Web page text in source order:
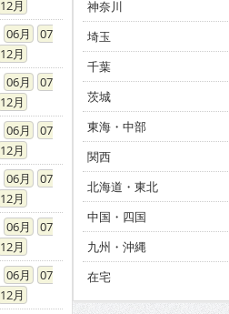
神奈川
埼玉
千葉
茨城
東海・中部
関西
北海道・東北
中国・四国
九州・沖縄
在宅
12
06
07
12
06
07
12
06
07
12
06
07
12
06
07
12
06
07
12